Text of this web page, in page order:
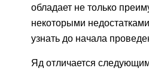
обладает не только
некоторыми
узнать до начала
Яд отличается